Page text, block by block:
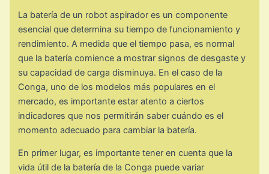
La batería de un robot aspirador es un componente
esencial que determina su tiempo de funcionamiento y
rendimiento. A medida que el tiempo pasa, es normal
que la batería comience a mostrar signos de desgaste y
su capacidad de carga disminuya. En el caso de la
Conga, uno de los modelos más populares en el
mercado, es importante estar atento a ciertos
indicadores que nos permitirán saber cuándo es el
momento adecuado para cambiar la batería.
En primer lugar, es importante tener en cuenta que la
vida útil de la batería de la Conga puede variar